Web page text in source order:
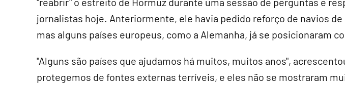
jornalistas hoje. Anteriormente, ele havia pedido reforço de navios de
mas alguns países europeus, como a Alemanha, já se posicionaram
"Alguns são países que ajudamos há muitos, muitos anos",
protegemos de fontes externas terríveis, e eles não se mostraram